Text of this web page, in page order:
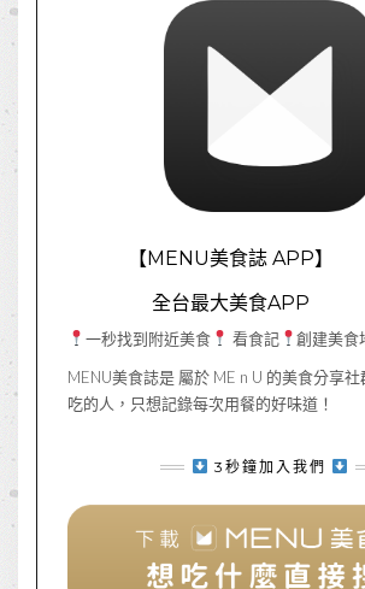
【MENU美食誌 APP】
全台最大美食APP
一秒找到附近美食 看食記
創建美食
MENU美食誌是 屬於 ME n U 的美食分享
吃的人，只想記錄每次用餐的好味道！
3秒鐘加入我們